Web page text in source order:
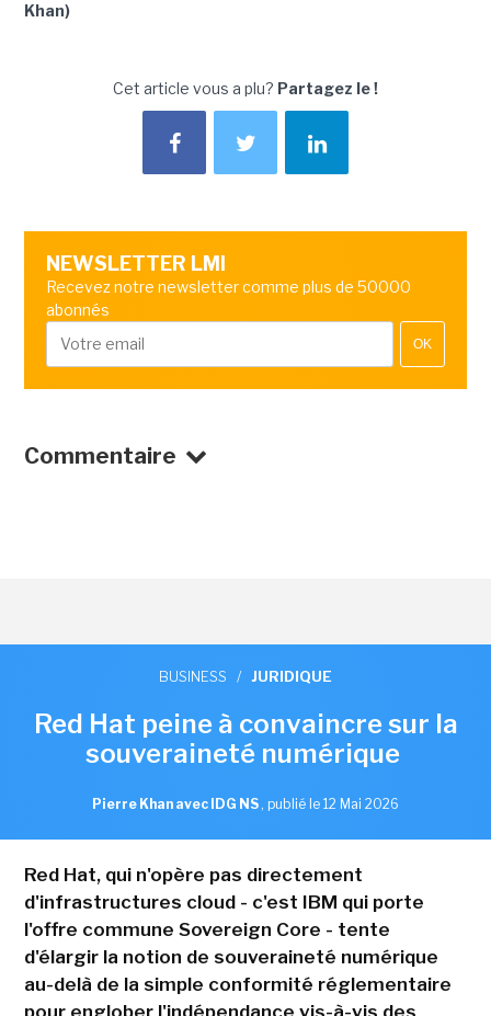
Khan)
Cet article vous a plu? Partagez le !
NEWSLETTER LMI
Recevez notre newsletter comme plus de 50000
abonnés
OK
Commentaire
BUSINESS / JURIDIQUE
Red Hat peine à convaincre sur la
souveraineté numérique
Pierre Khan avec IDG NS , publié le 12 Mai 2026
Red Hat, qui n'opère pas directement
d'infrastructures cloud - c'est IBM qui porte
l'offre commune Sovereign Core - tente
d'élargir la notion de souveraineté numérique
au-delà de la simple conformité réglementaire